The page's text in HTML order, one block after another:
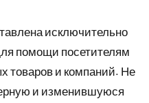
исключительно
помощи посетителям
товаров и компаний. Не
и изменившуюся